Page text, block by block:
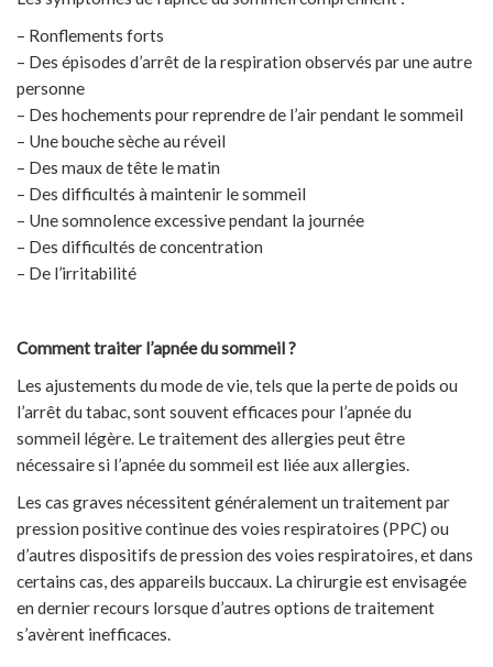
– Ronflements forts
– Des épisodes d’arrêt de la respiration observés par une autre
personne
– Des hochements pour reprendre de l’air pendant le sommeil
– Une bouche sèche au réveil
– Des maux de tête le matin
– Des difficultés à maintenir le sommeil
– Une somnolence excessive pendant la journée
– Des difficultés de concentration
– De l’irritabilité
Comment traiter l’apnée du sommeil ?
Les ajustements du mode de vie, tels que la perte de poids ou
l’arrêt du tabac, sont souvent efficaces pour l’apnée du
sommeil légère. Le traitement des allergies peut être
nécessaire si l’apnée du sommeil est liée aux allergies.
Les cas graves nécessitent généralement un traitement par
pression positive continue des voies respiratoires (PPC) ou
d’autres dispositifs de pression des voies respiratoires, et dans
certains cas, des appareils buccaux. La chirurgie est envisagée
en dernier recours lorsque d’autres options de traitement
s’avèrent inefficaces.